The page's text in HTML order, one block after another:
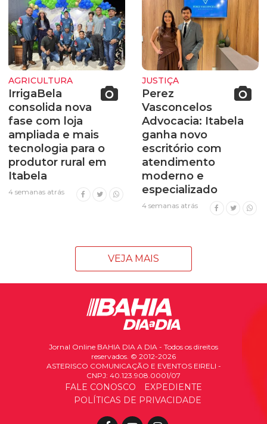
AGRICULTURA
IrrigaBela
consolida nova
fase com loja
ampliada e mais
tecnologia para o
produtor rural em
Itabela
4 semanas atrás
JUSTIÇA
Perez
Vasconcelos
Advocacia: Itabela
ganha novo
escritório com
atendimento
moderno e
especializado
4 semanas atrás
VEJA MAIS
Jornal Online BAHIA DIA A DIA - Todos os direitos
reservados. © 2012-2026
ASTERISCO COMUNICAÇÃO E EVENTOS EIRELI -
CNPJ: 40.123.908.0001/07
FALE CONOSCO
EXPEDIENTE
POLÍTICAS DE PRIVACIDADE